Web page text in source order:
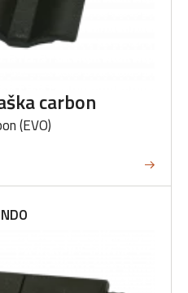
carbon
(EVO)